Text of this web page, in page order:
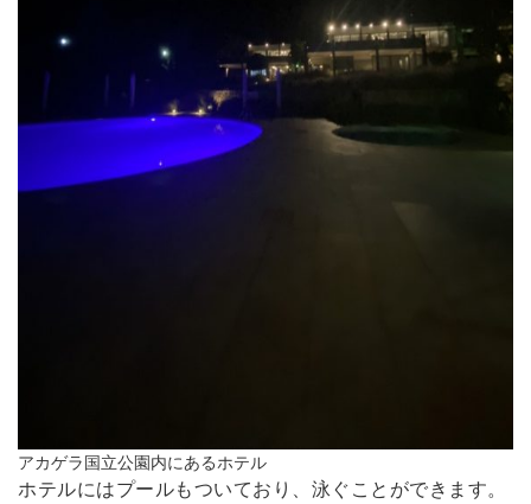
アカゲラ国立公園内にあるホテル
ホテルにはプールもついており、泳ぐことができます。